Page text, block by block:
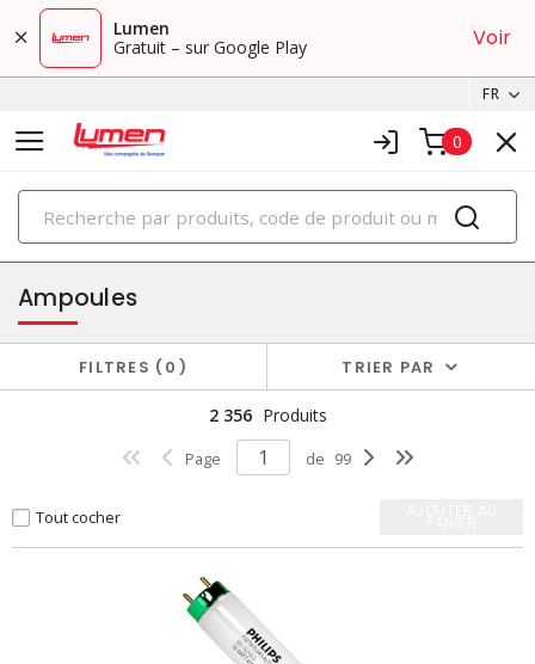
Lumen
Gratuit – sur Google Play
Voir
FR
0
PRODUITS
éclairage
Ampoules
FILTRES 0 TRIER PAR
2 356 Produits
Page de 99
Tout cocher